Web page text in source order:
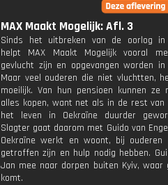
MAX Maakt Mogelijk: Afl. 3
Sinds het uitbreken van de oorlog in
helpt MAX Maakt Mogelijk vooral
gevlucht zijn en opgevangen worden in
Maar veel ouderen die niet vluchtten,
moeilijk. Van hun pensioen kunnen ze
alles kopen, want net als in de rest van
het leven in Oekraïne duurder
Slagter gaat daarom met Guido van
Oekraïne werkt en woont, bij ouderen
getroffen zijn en hulp nodig hebben.
Jan mee naar dorpen buiten Kyiv, waar
komt.